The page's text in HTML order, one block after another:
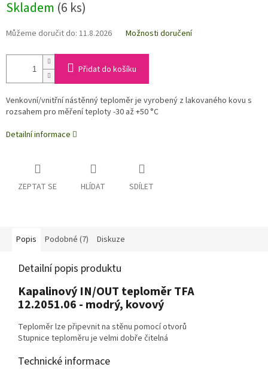
Skladem (6 ks)
Můžeme doručit do: 11.8.2026 Možnosti doručení
Přidat do košíku
Venkovní/vnitřní nástěnný teploměr je vyrobený z lakovaného kovu s
rozsahem pro měření teploty -30 až +50 °C
Detailní informace
ZEPTAT SE HLÍDAT SDÍLET
Popis Podobné (7) Diskuze
Detailní popis produktu
Kapalinový IN/OUT teploměr TFA
12.2051.06 - modrý, kovový
Teploměr lze připevnit na stěnu pomocí otvorů
Stupnice teploměru je velmi dobře čitelná
Technické informace